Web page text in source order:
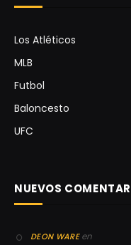
Los Atléticos
MLB
Futbol
Baloncesto
UFC
NUEVOS
DEON WAREen